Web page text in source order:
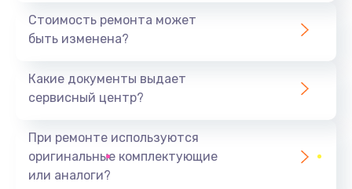
1440 руб.
Ремонт южного моста
Замена батарейки BIOS
Стоимость ремонта может
быть изменена?
Какие документы выдает
сервисный центр?
При ремонте используются
оригинальные комплектующие
или аналоги?